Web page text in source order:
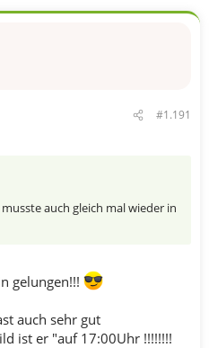
#1.191
auch gleich mal wieder in
gelungen!!!
auch sehr gut
ist er "auf 17:00Uhr !!!!!!!!